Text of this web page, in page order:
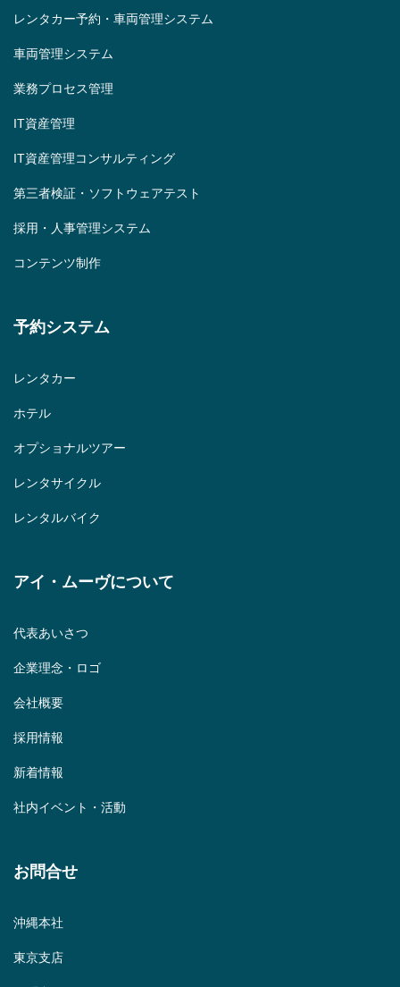
レンタカー予約・車両管理システム
車両管理システム
業務プロセス管理
IT資産管理
IT資産管理コンサルティング
第三者検証・ソフトウェアテスト
採用・人事管理システム
コンテンツ制作
予約システム
レンタカー
ホテル
オプショナルツアー
レンタサイクル
レンタルバイク
アイ・ムーヴについて
代表あいさつ
企業理念・ロゴ
会社概要
採用情報
新着情報
社内イベント・活動
お問合せ
沖縄本社
東京支店